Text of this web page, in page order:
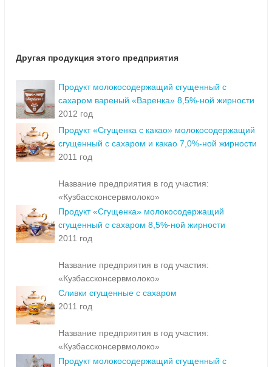
Другая продукция этого предприятия
Продукт молокосодержащий сгущенный с
сахаром вареный «Варенка» 8,5%-ной жирности
2012 год
Продукт «Сгущенка с какао» молокосодержащий
сгущенный с сахаром и какао 7,0%-ной жирности
2011 год
Название предприятия в год участия:
«Кузбассконсервмолоко»
Продукт «Сгущенка» молокосодержащий
сгущенный с сахаром 8,5%-ной жирности
2011 год
Название предприятия в год участия:
«Кузбассконсервмолоко»
Сливки сгущенные с сахаром
2011 год
Название предприятия в год участия:
«Кузбассконсервмолоко»
Продукт молокосодержащий сгущенный с